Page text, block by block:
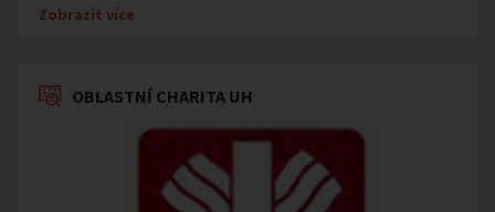
Zobrazit více
OBLASTNÍ CHARITA UH